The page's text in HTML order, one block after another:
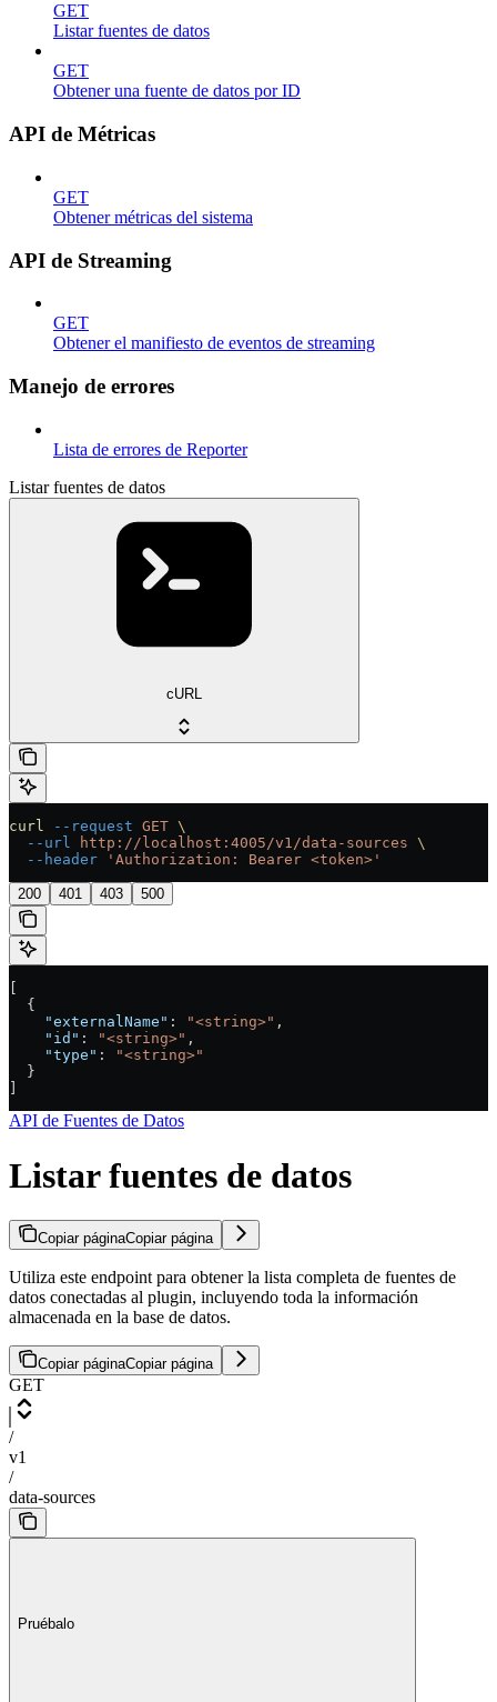
GET
Listar fuentes de datos
GET
Obtener una fuente de datos por ID
API de Métricas
GET
Obtener métricas del sistema
API de Streaming
GET
Obtener el manifiesto de eventos de streaming
Manejo de errores
Lista de errores de Reporter
Listar fuentes de datos
cURL
curl --request GET \
  --url
http://localhost:4005/v1/data-sources \
  --header
'Authorization: Bearer <token>'
200 401 403 500
  {
    "externalName"
: "<string>" ,
    "id"
: "<string>" ,
    "type"
:
"<string>"
  }
API de Fuentes de Datos
Listar fuentes de datos
Copiar páginaCopiar página
Utiliza este endpoint para obtener la lista completa de fuentes de
datos conectadas al plugin, incluyendo toda la información
almacenada en la base de datos.
Copiar páginaCopiar página
GET
/
v1
/
data-sources
Pruébalo